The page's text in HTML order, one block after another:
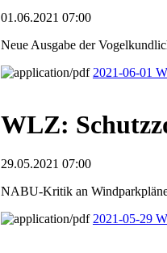
01.06.2021 07:00
Neue Ausgabe der
2021-06-01
WLZ:
29.05.2021 07:00
NABU-Kritik an
2021-05-29